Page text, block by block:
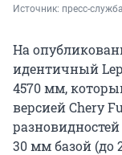
Источник: пресс-
На
идентичный
4570 мм,
версией Chery
30 мм базой (до